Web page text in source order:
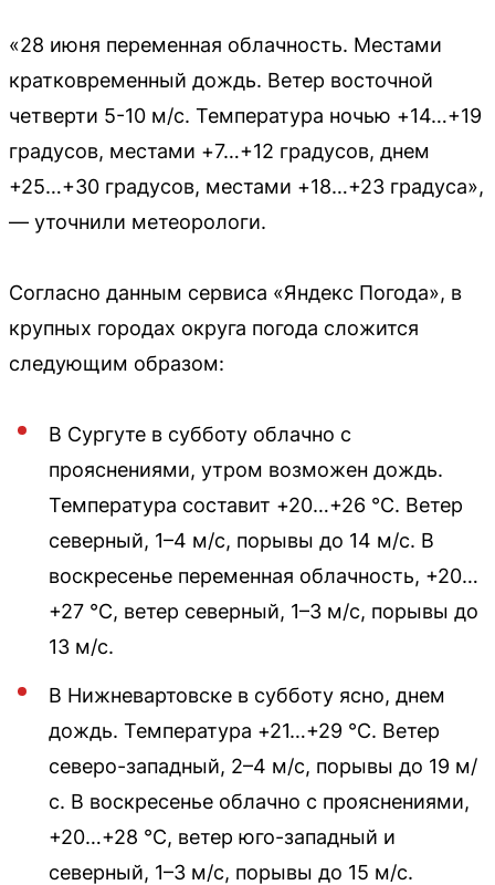
«28 июня переменная облачность. Местами
кратковременный дождь. Ветер восточной
четверти 5-10 м/с. Температура ночью +14…+19
градусов, местами +7…+12 градусов, днем
+25…+30 градусов, местами +18…+23 градуса»,
— уточнили метеорологи.
Согласно данным сервиса «Яндекс Погода», в
крупных городах округа погода сложится
следующим образом:
В Сургуте в субботу облачно с
прояснениями, утром возможен дождь.
Температура составит +20…+26 °C. Ветер
северный, 1–4 м/с, порывы до 14 м/с. В
воскресенье переменная облачность, +20…
+27 °C, ветер северный, 1–3 м/с, порывы до
13 м/с.
В Нижневартовске в субботу ясно, днем
дождь. Температура +21…+29 °C. Ветер
северо-западный, 2–4 м/с, порывы до 19 м/
с. В воскресенье облачно с прояснениями,
+20…+28 °C, ветер юго-западный и
северный, 1–3 м/с, порывы до 15 м/с.